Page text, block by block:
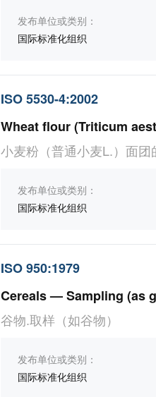
发布单位或类别：
国际标准化组织
ISO 5530-4:2002
小麦粉（普通小麦L.）面
发布单位或类别：
国际标准化组织
ISO 950:1979
Cereals — Sampling (as
谷物.取样（如谷物）
发布单位或类别：
国际标准化组织